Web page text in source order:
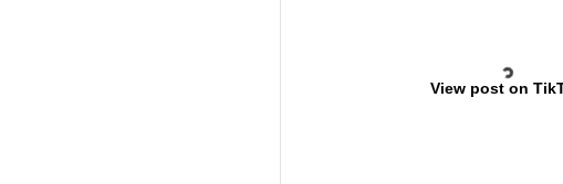
View post on